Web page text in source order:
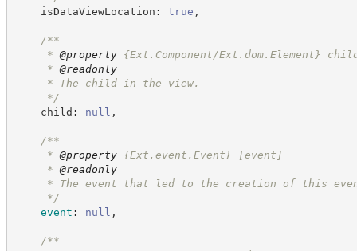
isDataViewLocation : true ,
/**
* @property {Ext.Component/Ext.dom.Element}
* @readonly
* The child in the view.
*/
child : null ,
/**
* @property {Ext.event.Event}
[event]
* @readonly
* The event that led to the creation of this
*/
event : null ,
/**